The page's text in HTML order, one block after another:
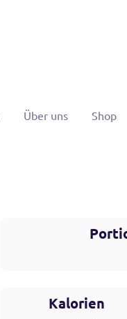
Über uns Shop
Kalorien